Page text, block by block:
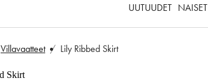
UUTUUDET NAISET
Villavaatteet Lily Ribbed Skirt